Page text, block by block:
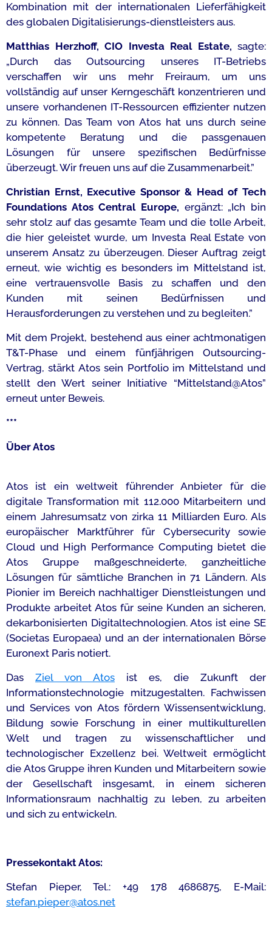
Kombination mit der internationalen Lieferfähigkeit
des globalen Digitalisierungs-dienstleisters aus.
Matthias Herzhoff, CIO Investa Real Estate, sagte:
„Durch das Outsourcing unseres IT-Betriebs
verschaffen wir uns mehr Freiraum, um uns
vollständig auf unser Kerngeschäft konzentrieren und
unsere vorhandenen IT-Ressourcen effizienter nutzen
zu können. Das Team von Atos hat uns durch seine
kompetente Beratung und die passgenauen
Lösungen für unsere spezifischen Bedürfnisse
überzeugt. Wir freuen uns auf die Zusammenarbeit.”
Christian Ernst, Executive Sponsor & Head of Tech
Foundations Atos Central Europe, ergänzt: „Ich bin
sehr stolz auf das gesamte Team und die tolle Arbeit,
die hier geleistet wurde, um Investa Real Estate von
unserem Ansatz zu überzeugen. Dieser Auftrag zeigt
erneut, wie wichtig es besonders im Mittelstand ist,
eine vertrauensvolle Basis zu schaffen und den
Kunden mit seinen Bedürfnissen und
Herausforderungen zu verstehen und zu begleiten.”
Mit dem Projekt, bestehend aus einer achtmonatigen
T&T-Phase und einem fünfjährigen Outsourcing-
Vertrag, stärkt Atos sein Portfolio im Mittelstand und
stellt den Wert seiner Initiative “Mittelstand@Atos”
erneut unter Beweis.
***
Über Atos
Atos ist ein weltweit führender Anbieter für die
digitale Transformation mit 112.000 Mitarbeitern und
einem Jahresumsatz von zirka 11 Milliarden Euro. Als
europäischer Marktführer für Cybersecurity sowie
Cloud und High Performance Computing bietet die
Atos Gruppe maßgeschneiderte, ganzheitliche
Lösungen für sämtliche Branchen in 71 Ländern. Als
Pionier im Bereich nachhaltiger Dienstleistungen und
Produkte arbeitet Atos für seine Kunden an sicheren,
dekarbonisierten Digitaltechnologien. Atos ist eine SE
(Societas Europaea) und an der internationalen Börse
Euronext Paris notiert.
Das Ziel von Atos ist es, die Zukunft der
Informationstechnologie mitzugestalten. Fachwissen
und Services von Atos fördern Wissensentwicklung,
Bildung sowie Forschung in einer multikulturellen
Welt und tragen zu wissenschaftlicher und
technologischer Exzellenz bei. Weltweit ermöglicht
die Atos Gruppe ihren Kunden und Mitarbeitern sowie
der Gesellschaft insgesamt, in einem sicheren
Informationsraum nachhaltig zu leben, zu arbeiten
und sich zu entwickeln.
Pressekontakt Atos:
Stefan Pieper, Tel.: +49 178 4686875, E-Mail:
stefan.pieper@atos.net